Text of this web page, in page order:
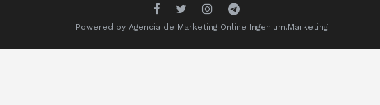
Powered by Agencia de Marketing Online Ingenium.Marketing.